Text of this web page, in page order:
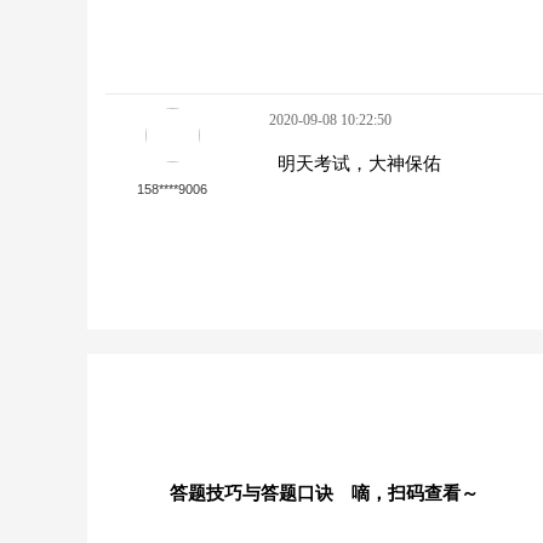
158****9006
2020-09-08 10:22:50
明天考试，大神保佑
答题技巧与答题口诀 嘀，扫码查看～